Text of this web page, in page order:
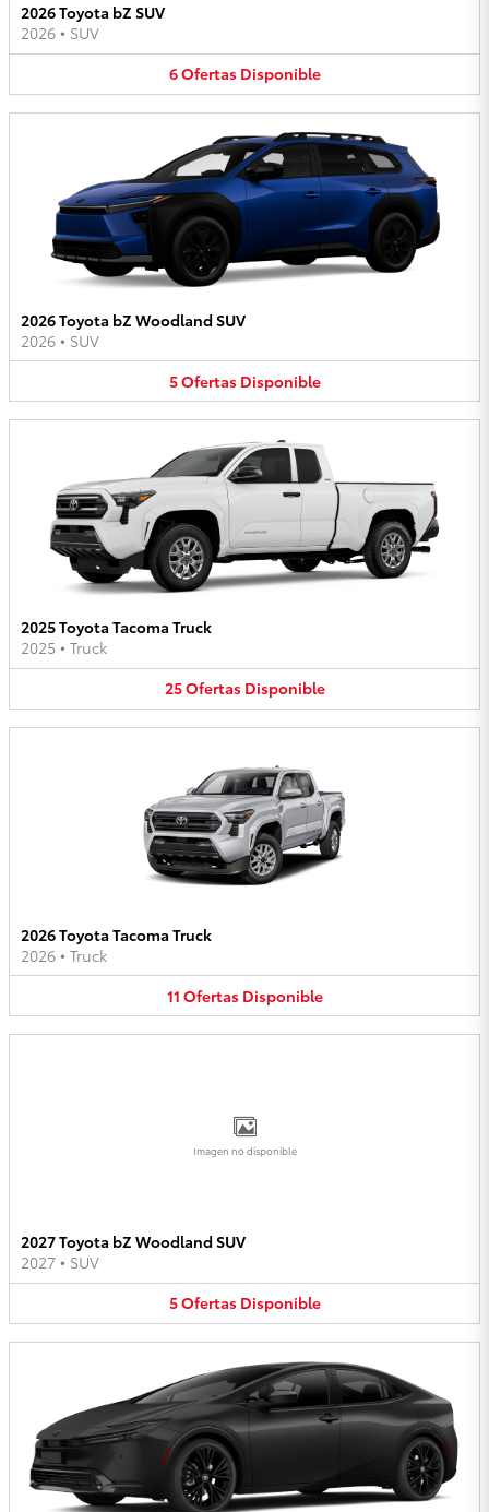
2026 Toyota bZ SUV
2026 • SUV
6Ofertas Disponible
2026 Toyota bZ Woodland SUV
2026 • SUV
5Ofertas Disponible
2025 Toyota Tacoma Truck
2025 • Truck
25Ofertas Disponible
2026 Toyota Tacoma Truck
2026 • Truck
11 Ofertas Disponible
Imagen no disponible
2027 Toyota bZ Woodland SUV
2027 • SUV
5Ofertas Disponible